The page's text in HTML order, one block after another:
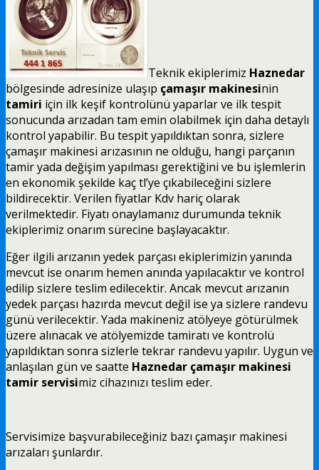
Teknik ekiplerimiz Haznedar
bölgesinde adresinize ulaşıp çamaşır makinesinin
tamiri için ilk keşif kontrolünü yaparlar ve ilk tespit
sonucunda arızadan tam emin olabilmek için daha detaylı
kontrol yapabilir. Bu tespit yapıldıktan sonra, sizlere
çamaşır makinesi arızasının ne olduğu, hangi parçanın
tamir yada değişim yapılması gerektiğini ve bu işlemlerin
en ekonomik şekilde kaç tl’ye çıkabileceğini sizlere
bildirecektir. Verilen fiyatlar Kdv hariç olarak
verilmektedir. Fiyatı onaylamanız durumunda teknik
ekiplerimiz onarım sürecine başlayacaktır.
Eğer ilgili arızanın yedek parçası ekiplerimizin yanında
mevcut ise onarım hemen anında yapılacaktır ve kontrol
edilip sizlere teslim edilecektir. Ancak mevcut arızanın
yedek parçası hazırda mevcut değil ise ya sizlere randevu
günü verilecektir. Yada makineniz atölyeye götürülmek
üzere alınacak ve atölyemizde tamiratı ve kontrolü
yapıldıktan sonra sizlerle tekrar randevu yapılır. Uygun ve
anlaşılan gün ve saatte Haznedar çamaşır makinesi
tamir servisimiz cihazınızı teslim eder.
Servisimize başvurabileceğiniz bazı çamaşır makinesi
arızaları şunlardır.